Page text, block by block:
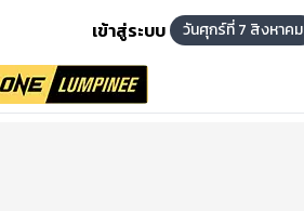
เข้าสู่ระบบ
วันศุกร์ที่ 7 สิงหาคม